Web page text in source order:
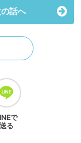
話へ
で
送る